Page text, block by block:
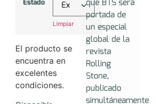
Estado
Limpiar
El producto se
encuentra en
excelentes
condiciones.
que BTS será
portada de
un especial
global de la
revista
Rolling
Stone,
publicado
simultáneamente